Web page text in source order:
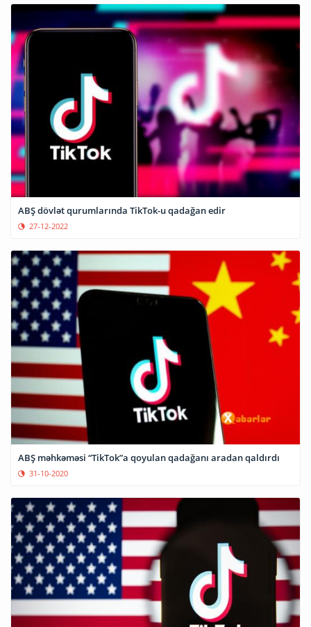
ABŞ dövlət qurumlarında TikTok-u qadağan edir
27-12-2022
ABŞ məhkəməsi “TikTok”a qoyulan qadağanı aradan qaldırdı
31-10-2020